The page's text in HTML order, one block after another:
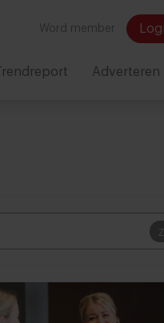
Word member
Trendreport Adverteren